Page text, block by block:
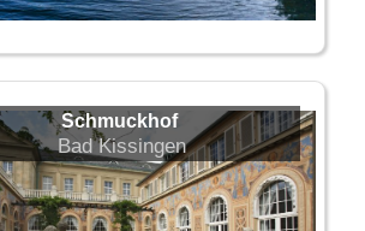
Schmuckhof
Bad Kissingen